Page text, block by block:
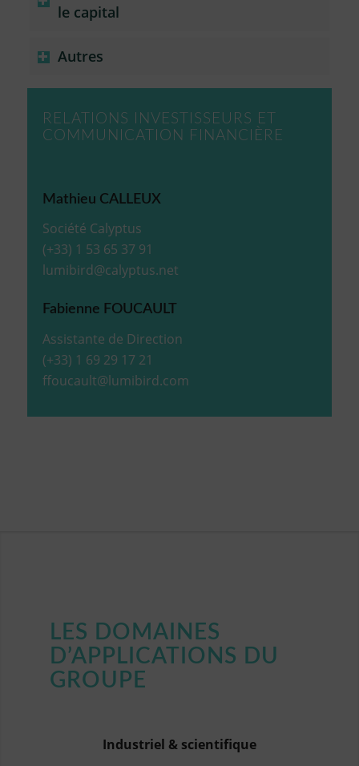
le capital
Autres
RELATIONS INVESTISSEURS ET
COMMUNICATION FINANCIÈRE
Mathieu CALLEUX
Société Calyptus
(+33) 1 53 65 37 91
lumibird@calyptus.net
Fabienne FOUCAULT
Assistante de Direction
(+33) 1 69 29 17 21
ffoucault@lumibird.com
LES DOMAINES
D’APPLICATIONS DU
GROUPE
Industriel & scientifique